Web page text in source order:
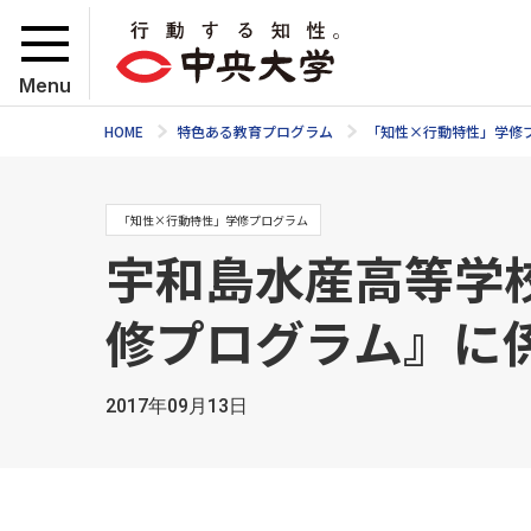
Menu
HOME 特色ある教育プログラム 「知性×行動特性」学修
「知性×行動特性」学修プログラム
宇和島水産高等学
修プログラム』に
2017年09月13日